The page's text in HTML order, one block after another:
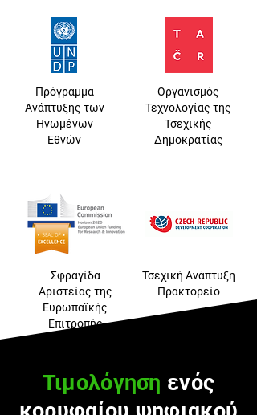
Πρόγραμμα
Ανάπτυξης των
Ηνωμένων
Εθνών
Σφραγίδα
Αριστείας της
Ευρωπαϊκής
Επιτροπής
Οργανισμός
Τεχνολογίας της
Τσεχικής
Δημοκρατίας
Τσεχική Ανάπτυξη
Πρακτορείο
Τιμολόγηση ενός